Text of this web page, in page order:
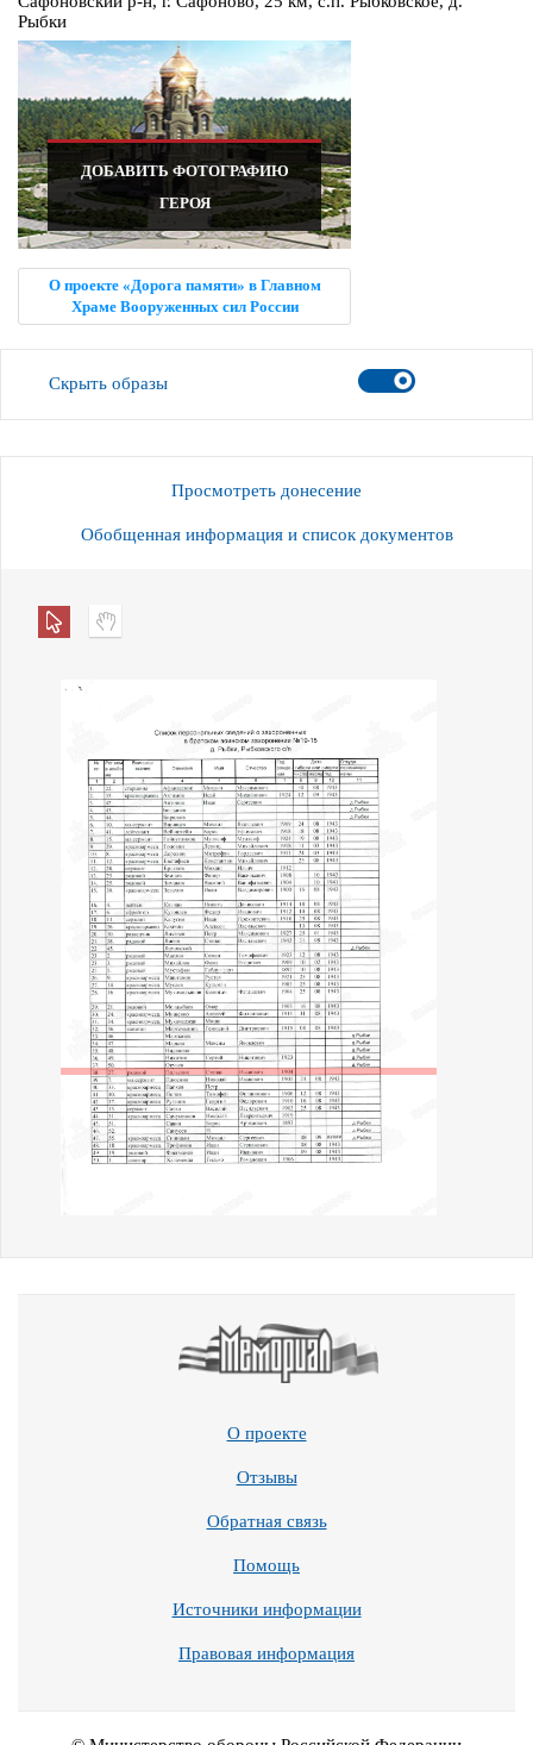
Рыбки
ДОБАВИТЬ ФОТОГРАФИЮ
ГЕРОЯ
О проекте «Дорога памяти» в Главном
Храме Вооруженных сил России
Скрыть образы
Просмотреть донесение
Обобщенная информация и список документов
О проекте
Отзывы
Обратная связь
Помощь
Источники информации
Правовая информация